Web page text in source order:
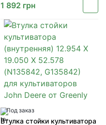
1 892 грн
Под заказ
Втулка стойки культиватора